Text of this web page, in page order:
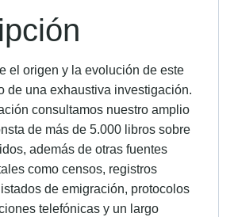
el origen y la evolución de este
de una exhaustiva investigación.
consultamos nuestro amplio
de más de 5.000 libros sobre
además de otras fuentes
como censos, registros
de emigración, protocolos
telefónicas y un largo